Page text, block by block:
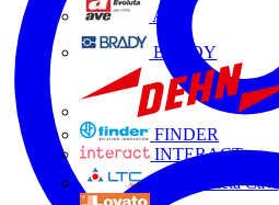
AVE
BRADY
FINDER
INTERACT
La Triveneta Cavi